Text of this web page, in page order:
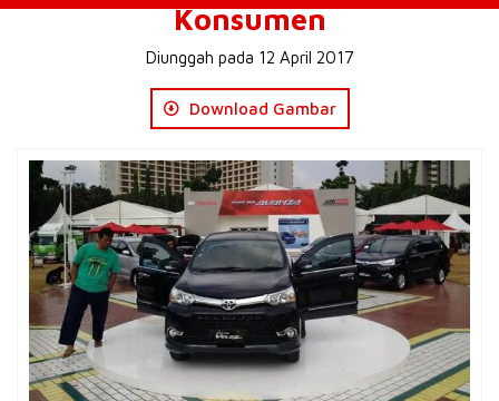
Konsumen
Diunggah pada 12 April 2017
Download Gambar